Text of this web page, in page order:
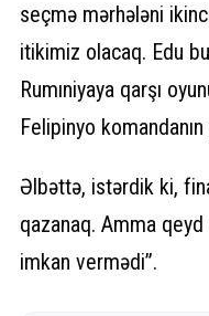
seçmə mərhələni
itikimiz olacaq. Edu
Rumıniyaya qarşı
Felipinyo
Əlbəttə, istərdik ki,
qazanaq. Amma
imkan vermədi”.